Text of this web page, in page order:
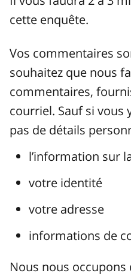
cette enquête.
Vos commentaires
souhaitez que nous
commentaires,
courriel. Sauf si vous
pas de détails
l’information sur
votre identité
votre adresse
informations de
Nous nous